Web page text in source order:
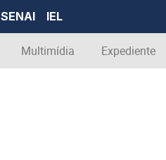
SENAI IEL
Multimídia Expediente